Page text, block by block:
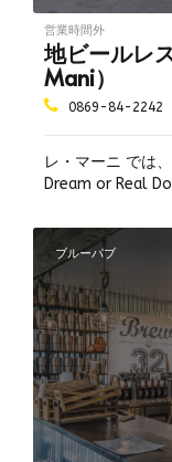
地ビールレ
Mani）
営業時間外
0869-84-2242
レ・マーニ では
Dream or Real
パ伝統の上面醗
で、飽きのこな
打ち生パスタを
ールを堪能でき
レンガ造りの、
広場の敷地内で
ブルーパブ